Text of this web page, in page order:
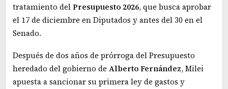
tratamiento delPresupuesto 2026, que busca aprobar
el 17 de diciembre en Diputados y antes del 30 en el
Senado.
Después de dos años de prórroga del Presupuesto
heredado del gobierno de Alberto Fernández, Milei
apuesta a sancionar su primera ley de gastos y